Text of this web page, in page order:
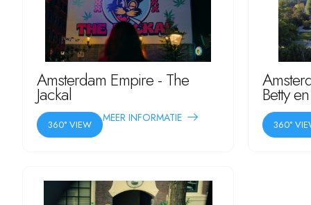
Amsterdam Empire - The
Jackal
360° VIEW
MEER INFORMATIE
Betty
360°